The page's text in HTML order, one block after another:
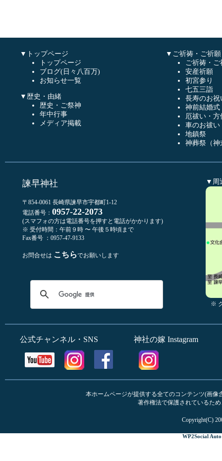
▼トップページ
トップページ
ブログ(日々八百万)
お知らせ一覧
▼歴史・由緒
歴史・ご祭神
年中行事
メディア掲載
▼ご祈祷・ご祈願
ご祈祷・ご
安産祈願
初宮参り
七五三詣
長寿のお祝
神前結婚式
厄祓い・方
車のお祓い
地鎮祭
神葬祭（神
諫早神社
〒854-0061 長崎県諫早市宇都町1-12
電話番号： 0957-22-2073
(スマフォの方は電話番号を押すと電話がかかります)
※ 受付時間：午前９時 〜 午後５時頃まで
Fax番号 ：0957-47-9133
お問合せは こちらでお願いします
▼周
※
公式チャンネル・SNS 神社の嫁 Instagram
本ホームページが提供する全てのコンテンツ(画
著作権法で保護されているた
Copyright(C)
WP2Social